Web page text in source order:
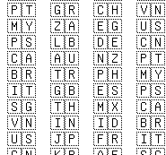
🇵🇹
🇬🇷 🇨🇭 🇻🇳
🇲🇾
🇿🇦 🇪🇬 🇺🇸
🇵🇸
🇱🇧 🇩🇪 🇨🇳
🇨🇦
🇦🇺 🇳🇿 🇵🇹
🇧🇷
🇹🇷 🇵🇭 🇲🇾
🇮🇹
🇬🇧 🇪🇸 🇵🇸
🇸🇬
🇹🇭 🇲🇽 🇨🇦
🇻🇳
🇮🇳 🇮🇩 🇧🇷
🇺🇸
🇯🇵 🇫🇷 🇮🇹